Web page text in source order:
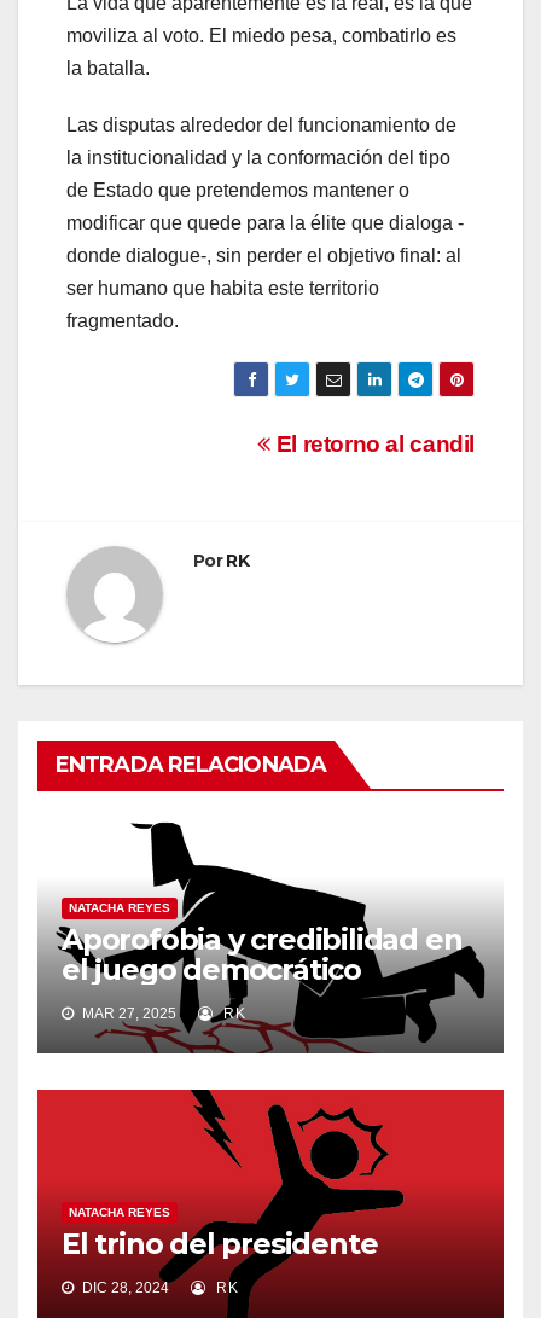
moviliza al voto. El miedo pesa, combatirlo es
la batalla.
Las disputas alrededor del funcionamiento de
la institucionalidad y la conformación del tipo
de Estado que pretendemos mantener o
modificar que quede para la élite que dialoga -
donde dialogue-, sin perder el objetivo final: al
ser humano que habita este territorio
fragmentado.
Navegación
entradas
El retorno al candil
PorRK
ENTRADA RELACIONADA
NATACHA REYES
Aporofobia y credibilidad en
el juego democrático
MAR 27, 2025 RK
NATACHA REYES
El trino del presidente
DIC 28, 2024 RK